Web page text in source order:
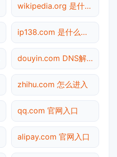
wikipedia.org 是什么网站
ip138.com 是什么网站
douyin.com DNS解析
zhihu.com 怎么进入
qq.com 官网入口
alipay.com 官网入口